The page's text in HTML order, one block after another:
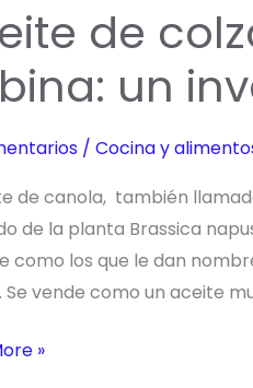
de
un
/ Cocina y
de canola, también
de la planta Brassica
como los que le dan
Se vende como un aceite
»